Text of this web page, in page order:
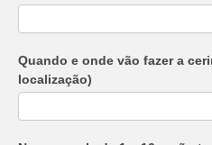
Quando e onde vão fazer a
localização)